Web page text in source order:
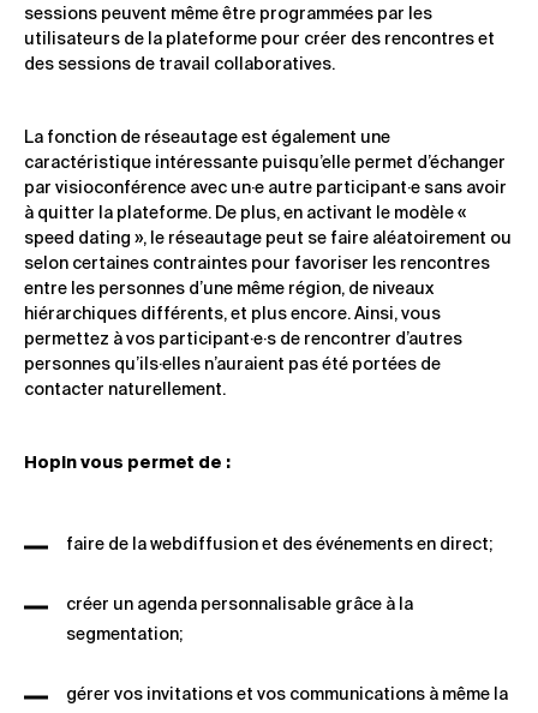
sessions peuvent même être programmées par les
utilisateurs de la plateforme pour créer des rencontres et
des sessions de travail collaboratives.
La fonction de réseautage est également une
caractéristique intéressante puisqu’elle permet d’échanger
par visioconférence avec un·e autre participant·e sans avoir
à quitter la plateforme. De plus, en activant le modèle «
speed dating », le réseautage peut se faire aléatoirement ou
selon certaines contraintes pour favoriser les rencontres
entre les personnes d’une même région, de niveaux
hiérarchiques différents, et plus encore. Ainsi, vous
permettez à vos participant·e·s de rencontrer d’autres
personnes qu’ils·elles n’auraient pas été portées de
contacter naturellement.
Hopin vous permet de :
faire de la webdiffusion et des événements en direct;
créer un agenda personnalisable grâce à la
segmentation;
gérer vos invitations et vos communications à même la